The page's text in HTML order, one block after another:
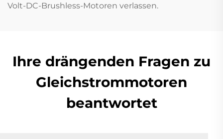
Volt-DC-Brushless-Motoren verlassen.
Ihre drängenden Fragen zu
Gleichstrommotoren
beantwortet